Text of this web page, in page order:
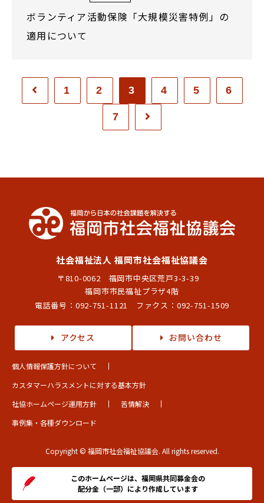
ボランティア活動保険「大規模災害特例」の
適用について
1 2 3 4 5 6
7
社会福祉法人 福岡市社会福祉協議会
〒810-0062 福岡市中央区荒戸3-3-39
福岡市市民福祉プラザ4階
電話番号： 092-751-1121 ファクス：092-751-1509
アクセス お問い合わせ
個人情報保護方針について
カスタマーハラスメントに対する基本方針
社協ホームページ運用方針
苦情解決
事例集・各種ダウンロード
Copyright © 福岡市社会福祉協議会. All rights reserved.
このホームページは、福岡県共同募金会の
配分金（一部）により作成しています